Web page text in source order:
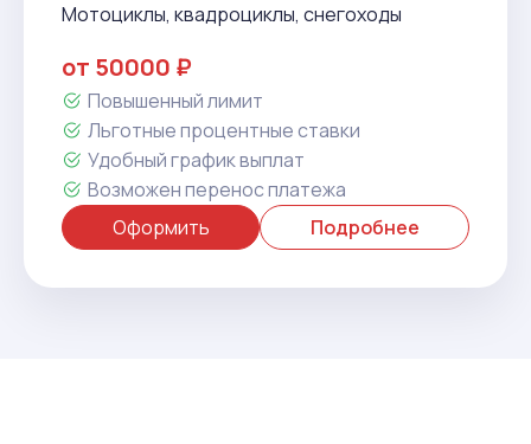
Мотоциклы, квадроциклы, снегоходы
от 50000 ₽
Повышенный лимит
Льготные процентные ставки
Удобный график выплат
Возможен перенос платежа
Оформить
Подробнее